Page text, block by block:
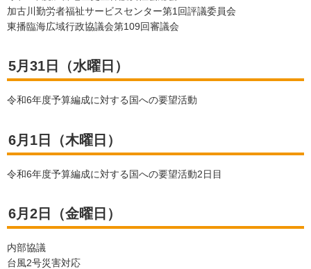
加古川勤労者福祉サービスセンター第1回評議委員会
東播臨海広域行政協議会第109回審議会
5月31日（水曜日）
令和6年度予算編成に対する国への要望活動
6月1日（木曜日）
令和6年度予算編成に対する国への要望活動2日目
6月2日（金曜日）
内部協議
台風2号災害対応